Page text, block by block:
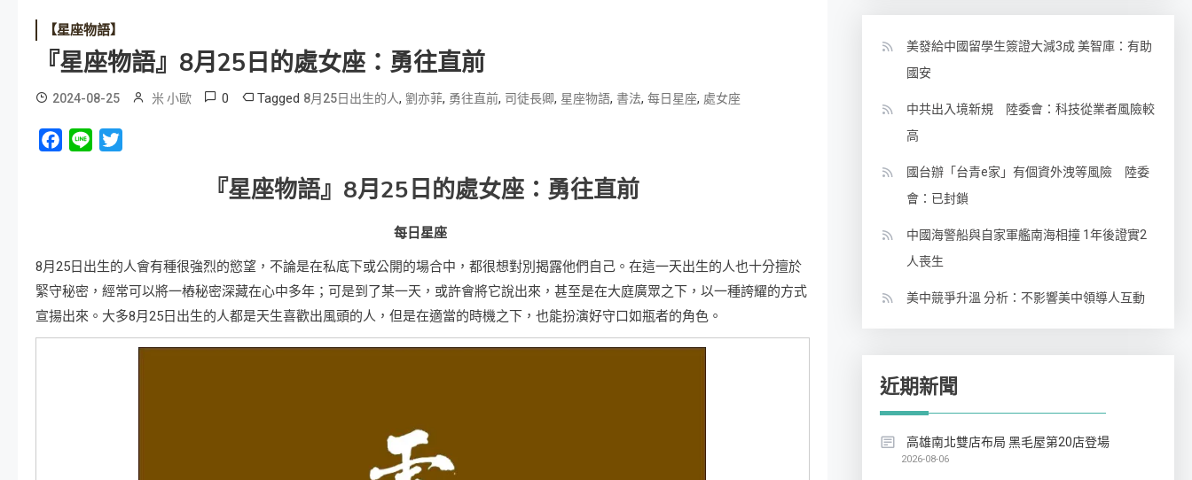
【星座物語】
『星座物語』8月25日的處女座：勇往直前
2024-08-25 米 小歐 0 Tagged 8月25日出生的人, 劉亦菲, 勇往直前, 司徒長卿, 星座物語, 書法, 每日星座, 處女座
Facebook
Line
『星座物語』 8月25 日 的處女座：勇往直前
每日星座
8月25日出生的人會有種很強烈的慾望，不論是在私底下或公開的場合中，都很想對別揭露他們自己。在這一天出生的人也十分擅於
緊守秘密，經常可以將一樁秘密深藏在心中多年；可是到了某一天，或許會將它說出來，甚至是在大庭廣眾之下，以一種誇耀的方式
宣揚出來。大多8月25日出生的人都是天生喜歡出風頭的人，但是在適當的時機之下，也能扮演好守口如瓶者的角色。
美發給中國留學生簽證大減3成 美智庫：有助
國安
中共出入境新規 陸委會：科技從業者風險較
高
國台辦「台青e家」有個資外洩等風險 陸委
會：已封鎖
中國海警船與自家軍艦南海相撞 1年後證實2
人喪生
美中競爭升溫 分析：不影響美中領導人互動
近期新聞
高雄南北雙店布局 黑毛屋第20店登場
2026-08-06